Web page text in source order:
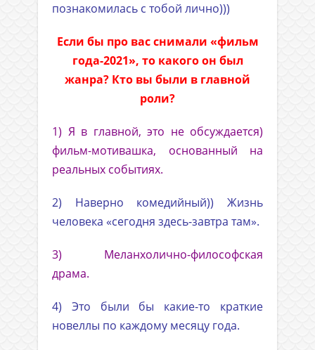
познакомилась с тобой лично)))
Если бы про вас снимали «фильм
года-2021», то какого он был
жанра? Кто вы были в главной
роли?
1) Я в главной, это не обсуждается)
фильм-мотивашка, основанный на
реальных событиях.
2) Наверно комедийный)) Жизнь
человека «сегодня здесь-завтра там».
3) Меланхолично-философская
драма.
4) Это были бы какие-то краткие
новеллы по каждому месяцу года.